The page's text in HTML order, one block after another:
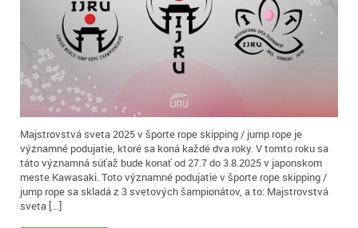
Majstrovstvá sveta 2025 v športe rope skipping / jump rope je
významné podujatie, ktoré sa koná každé dva roky. V tomto roku sa
táto významná súťaž bude konať od 27.7 do 3.8.2025 v japonskom
meste Kawasaki. Toto významné podujatie v športe rope skipping /
jump rope sa skladá z 3 svetových šampionátov, a to: Majstrovstvá
sveta […]